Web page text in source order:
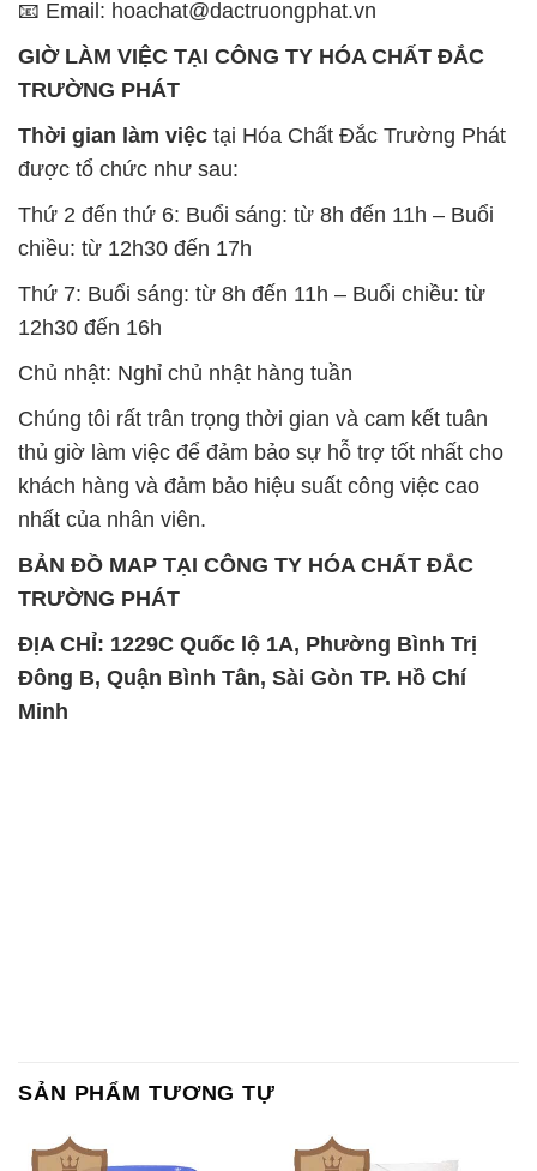
được tổ chức như sau:
Thứ 2 đến thứ 6: Buổi sáng: từ 8h đến 11h – Buổi
chiều: từ 12h30 đến 17h
Thứ 7: Buổi sáng: từ 8h đến 11h – Buổi chiều: từ
12h30 đến 16h
Chủ nhật: Nghỉ chủ nhật hàng tuần
thủ giờ làm việc để đảm bảo sự hỗ trợ tốt nhất cho
khách hàng và đảm bảo hiệu suất công việc cao
nhất của nhân viên.
BẢN ĐỒ MAP TẠI CÔNG TY HÓA CHẤT ĐẮC
TRƯỜNG PHÁT
ĐỊA CHỈ: 1229C Quốc lộ 1A, Phường Bình Trị
Đông B, Quận Bình Tân, Sài Gòn TP. Hồ Chí
Minh